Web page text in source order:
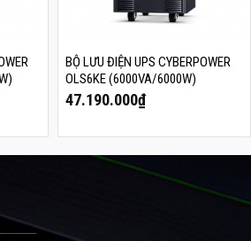
BỘ LƯU ĐIỆN UPS CYBERPOWER
OLS6KE (6000VA/6000W)
47.190.000₫